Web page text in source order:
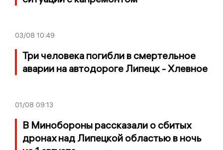
03/08 10:49
Три человека погибли в смертельное
аварии на автодороге Липецк - Хлевное
01/08 09:13
В Минобороны рассказали о сбитых
дронах над Липецкой областью в ночь